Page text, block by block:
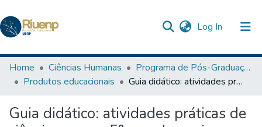
Log In (current)
Communities & Collections
Statistics
Home Ciências Humanas
Programa de Pós-Graduação em Ensino
Produtos educacionais
Guia didático: atividades práticas de ciências para o 5° ano do ensino fundamental
Guia didático: atividades práticas de